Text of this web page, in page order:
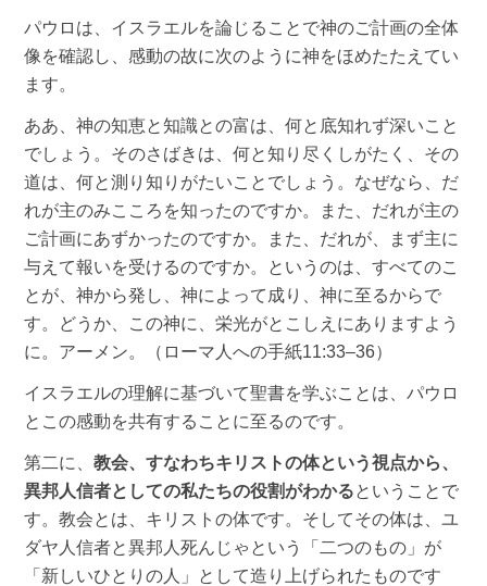
パウロは、イスラエルを論じることで神のご計画の全体
像を確認し、感動の故に次のように神をほめたたえてい
ます。
ああ、神の知恵と知識との富は、何と底知れず深いこと
でしょう。そのさばきは、何と知り尽くしがたく、その
道は、何と測り知りがたいことでしょう。なぜなら、だ
れが主のみこころを知ったのですか。また、だれが主の
ご計画にあずかったのですか。また、だれが、まず主に
与えて報いを受けるのですか。というのは、すべてのこ
とが、神から発し、神によって成り、神に至るからで
す。どうか、この神に、栄光がとこしえにありますよう
に。アーメン。（ローマ人への手紙11:33–36）
イスラエルの理解に基づいて聖書を学ぶことは、パウロ
とこの感動を共有することに至るのです。
第二に、教会、すなわちキリストの体という視点から、
異邦人信者としての私たちの役割がわかるということで
す。教会とは、キリストの体です。そしてその体は、ユ
ダヤ人信者と異邦人死んじゃという「二つのもの」が
「新しいひとりの人」として造り上げられたものです